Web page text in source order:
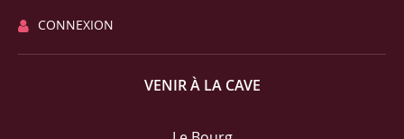
CONNEXION
VENIR À LA CAVE